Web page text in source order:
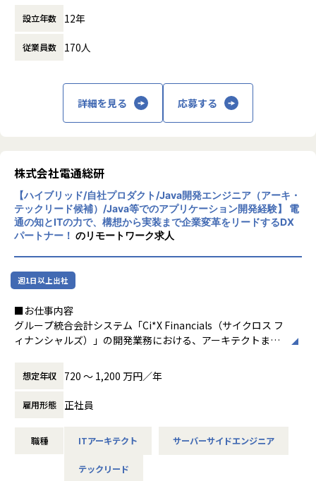
不動産と建築は一生に1度の大きな買い物なのにも関わら
日本の不動産・建築市場は巨大産業でありながら、昨今の人
口減少やインフレの影響を受けており、従来のような人手に
頼った施設管理は間も無く限界を迎えると言われています。
しています。
不動産管理の業務効率化や現場情報の遠隔監視ニーズなどの
高まりを受け、自社プロダクト「管理ロイド」の導入は大手
を含む3,000社以上を突破しました。
テム「工事ロイド」を活用―工事費の大幅削減を実現
1.html
▼BSテレ東「Earthshot～世界を変える企業家たち～」にて
https://www.youtube.com/watch?v=RDUM-4ozI_8
▼THIRDのAIエンジニアが、世界最大のデータサイエンスコ
ミュニティKaggleのコンペティションで準優勝‐最高位であ
https://prtimes.jp/main/html/rd/p/000000042.00006408
■プログラミング言語: Python, 応相談
■勾配ブースティング: XGBoost, LightGBM
■画像加工等: scikit-image, OpenCV
■コミュニケーション:Slack
■ファイルの共有: Google Drive, Office365
■ドキュメント管理: esa
【エンジニアの方の働きやすい環境づくり】
■TopCoder決勝を3回経験し、KaggleMasterを取得したメ
ンバーが在籍
■社員のAtCoderレーティング： 橙1名、黄1名、青2名
（※青2名は、両名ともTopCoderMarathon赤経験者）
■フレックスタイム制、完全フルリモート開発
【弊社について】
弊社は、建築技術コンサルティング会社、戦略系コンサルテ
ィング会社、外資系投資銀行、FAS、プライベートエクイテ
ィファーム出身者及びAIエンジニア、webエンジニアが集ま
管理クラウドシステム「管理ロイド」を提供しています。
点検や検針、不具合管理といった業務をスマホ（アプリ）と
善、ペーパレス化、データ化、リアルタイム情報連携等を実
理会社を中心に3,000社以上にご利用頂いており、利用者
時間外労働の有無： 有（月平均20時間）
設立年数 12年
従業員数 170人
詳細を見る 応募する
株式会社電通総研
【ハイブリッド/自社プロダクト/Java開発エンジニア（アーキ・
テックリード候補）/Java等でのアプリケーション開発経験】 電
通の知とITの力で、構想から実装まで企業変革をリードするDX
パートナー！ のリモートワーク求人
週1日以上出社
■お仕事内容
グループ統合会計システム「Ci*X Financials（サイクロス フ
ィナンシャルズ）」の開発業務における、アーキテクトまた
数名～十数名の開発チームにおいて、技術面から開発業務を
推進していただきます。
具体的には、設計やコードのレビュー、リアーキテクティン
グ／リファクタリングの検討、自動化の推進、生成AIの導入
ご経験の浅い場合でも、段階的な仕事のアサインにより技術
クトとしてキャリアアップしていくことが可能です。
想定年収 720 〜 1,200 万円／年
雇用形態 正社員
職種 ITアーキテクト サーバーサイドエンジニア
テックリード